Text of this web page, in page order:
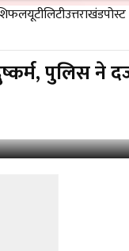
यूटीलिटीउत्तराखंड
पुलिस ने